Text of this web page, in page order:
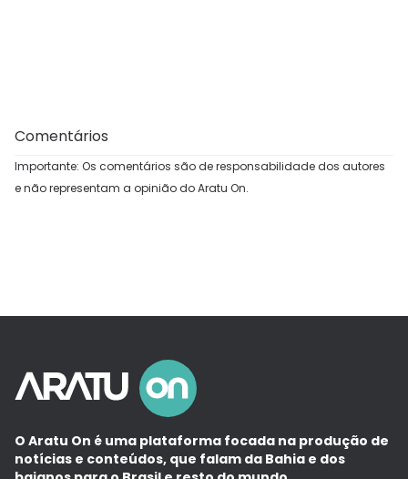
Comentários
Importante: Os comentários são de responsabilidade dos autores
e não representam a opinião do Aratu On.
O Aratu On é uma plataforma focada na produção de
notícias e conteúdos, que falam da Bahia e dos